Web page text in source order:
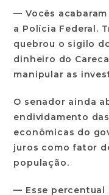
— Vocês
a Polícia Federal.
quebrou o sigilo
dinheiro do
manipular as
O senador ainda
endividamento
econômicas do
juros como fator
população.
— Esse percentual